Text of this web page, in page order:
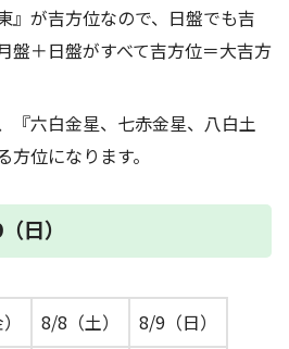
』が吉方位なので、日盤でも吉
盤＋日盤がすべて吉方位＝大吉方
『六白金星、七赤金星、八白土
位になります。
日）
8/8（土）
8/9（日）